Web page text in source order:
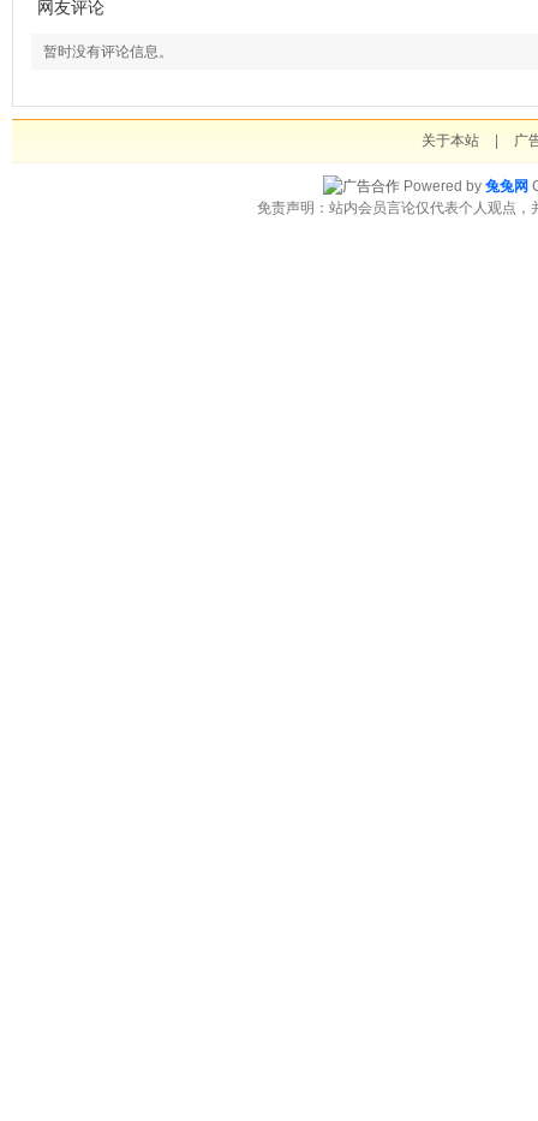
网友评论
暂时没有评论信息。
关于本站 广
Powered by 兔兔网
免责声明：站内会员言论仅代表个人观点